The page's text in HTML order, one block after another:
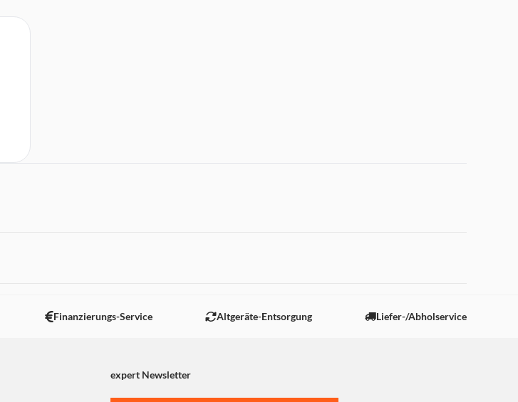
Finanzierungs-Service Altgeräte-Entsorgung Liefer-/Abholservice
expert Newsletter